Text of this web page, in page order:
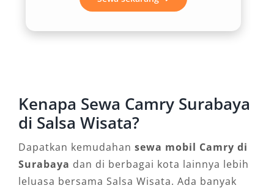
menyenangkan. Untuk keperluan rental mobil
Camry Surabaya dengan sopir, kenyamanan
3. Performa Mesin Andal untuk
Medan Kota dan Luar Kota
Ditenagai oleh mesin 2.5L yang responsif, All
New Camry mampu melaju dengan stabil di
Kenapa Sewa Camry Surabaya
di Salsa Wisata?
Dapatkan kemudahan sewa mobil Camry di
Surabaya dan di berbagai kota lainnya lebih
leluasa bersama Salsa Wisata. Ada banyak